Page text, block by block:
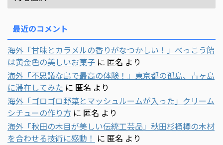
最近のコメント
海外「甘味とカラメルの香りがなつかしい！」べっこう飴
は黄金色の美しいお菓子 に 匿名 より
海外「不思議な島で最高の体験！」東京都の孤島、青ヶ島
に滞在してみた に 匿名 より
海外「ゴロゴロ野菜とマッシュルームが入った」クリーム
シチューの作り方 に 匿名 より
海外「秋田の木目が美しい伝統工芸品」秋田杉桶樽の木材
を合わせる技術に感動！ に 匿名 より